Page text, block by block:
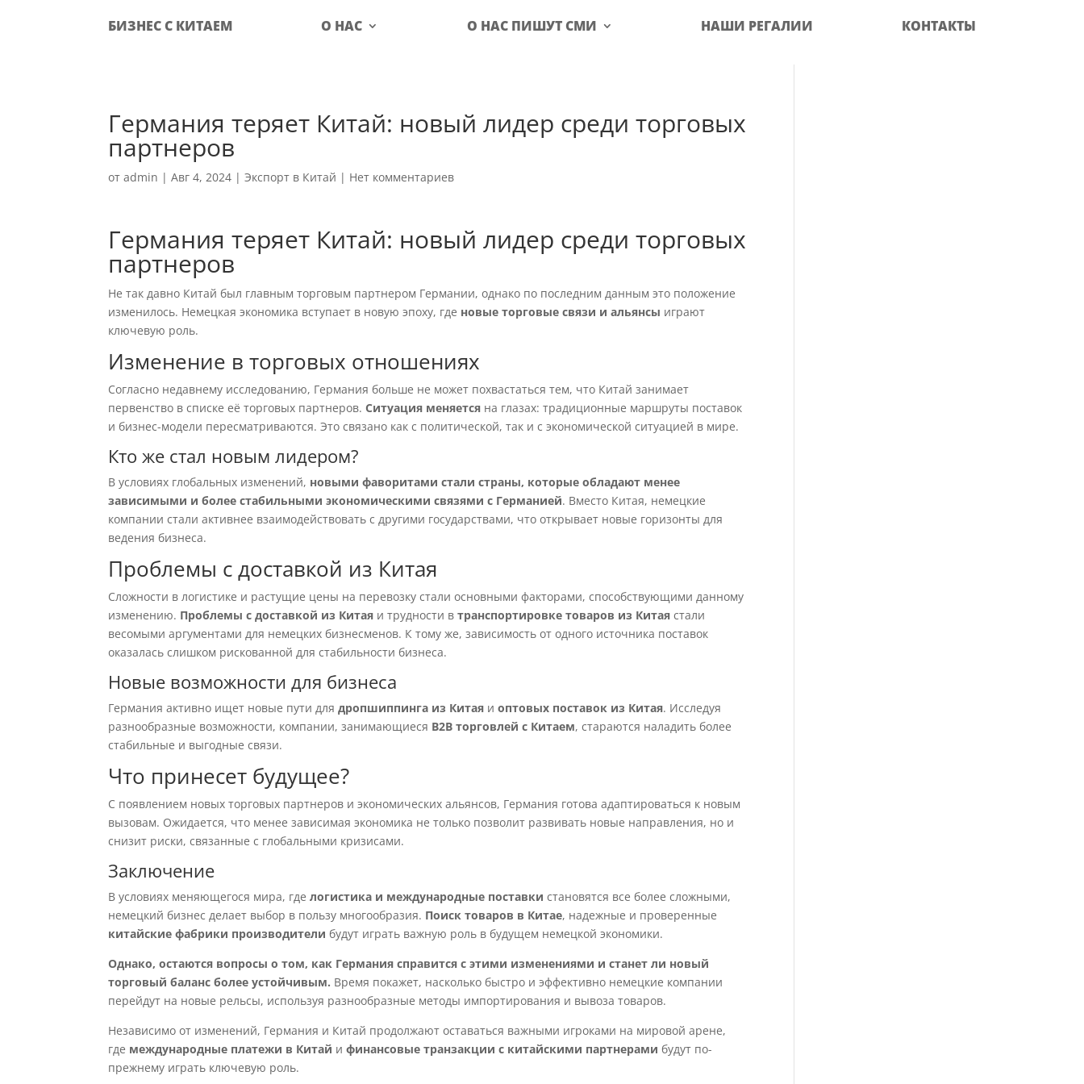
БИЗНЕС С КИТАЕМ О НАС О НАС ПИШУТ СМИ НАШИ РЕГАЛИИ КОНТАКТЫ
Германия теряет Китай: новый лидер среди торговых
партнеров
отadmin |Авг 4, 2024 |Экспорт в Китай | Нет комментариев
Германия теряет Китай: новый лидер среди торговых
партнеров
Не так давно Китай был главным торговым партнером Германии, однако по последним данным это положение
изменилось. Немецкая экономика вступает в новую эпоху, где новые торговые связи и альянсы играют
ключевую роль.
Изменение в торговых отношениях
Согласно недавнему исследованию, Германия больше не может похвастаться тем, что Китай занимает
первенство в списке её торговых партнеров.Ситуация меняется на глазах: традиционные маршруты поставок
и бизнес-модели пересматриваются. Это связано как с политической, так и с экономической ситуацией в мире.
Кто же стал новым лидером?
В условиях глобальных изменений, новыми фаворитами стали страны, которые обладают менее
зависимыми и более стабильными экономическими связями с Германией. Вместо Китая, немецкие
компании стали активнее взаимодействовать с другими государствами, что открывает новые горизонты для
ведения бизнеса.
Проблемы с доставкой из Китая
Сложности в логистике и растущие цены на перевозку стали основными факторами, способствующими данному
изменению. Проблемы с доставкой из Китая и трудности втранспортировке товаров из Китая стали
весомыми аргументами для немецких бизнесменов. К тому же, зависимость от одного источника поставок
оказалась слишком рискованной для стабильности бизнеса.
Новые возможности для бизнеса
Германия активно ищет новые пути длядропшиппинга из Китая иоптовых поставок из Китая. Исследуя
разнообразные возможности, компании, занимающиеся B2B торговлей с Китаем, стараются наладить более
стабильные и выгодные связи.
Что принесет будущее?
С появлением новых торговых партнеров и экономических альянсов, Германия готова адаптироваться к новым
вызовам. Ожидается, что менее зависимая экономика не только позволит развивать новые направления, но и
снизит риски, связанные с глобальными кризисами.
Заключение
В условиях меняющегося мира, гделогистика и международные поставки становятся все более сложными,
немецкий бизнес делает выбор в пользу многообразия. Поиск товаров в Китае, надежные и проверенные
китайские фабрики производители будут играть важную роль в будущем немецкой экономики.
Однако, остаются вопросы о том, как Германия справится с этими изменениями и станет ли новый
торговый баланс более устойчивым. Время покажет, насколько быстро и эффективно немецкие компании
перейдут на новые рельсы, используя разнообразные методы импортирования и вывоза товаров.
Независимо от изменений, Германия и Китай продолжают оставаться важными игроками на мировой арене,
где международные платежи в Китай ифинансовые транзакции с китайскими партнерами будут по-
прежнему играть ключевую роль.